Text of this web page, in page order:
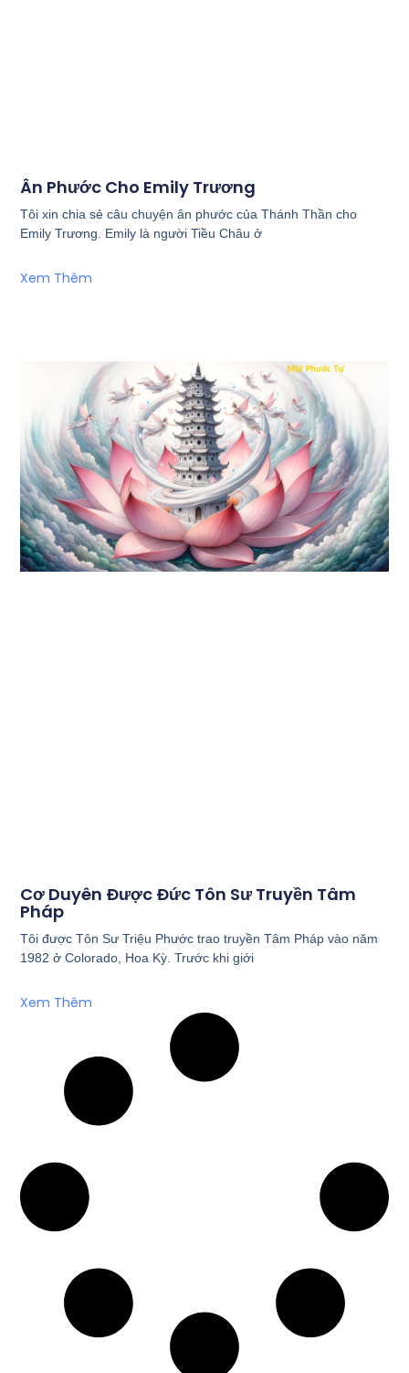
Ân Phước Cho Emily Trương
Tôi xin chia sẻ câu chuyện ân phước của Thánh Thần cho
Emily Trương. Emily là người Tiều Châu ở
Xem Thêm
Cơ Duyên Được Đức Tôn Sư Truyền Tâm
Pháp
Tôi được Tôn Sư Triệu Phước trao truyền Tâm Pháp vào năm
1982 ở Colorado, Hoa Kỳ. Trước khi giới
Xem Thêm